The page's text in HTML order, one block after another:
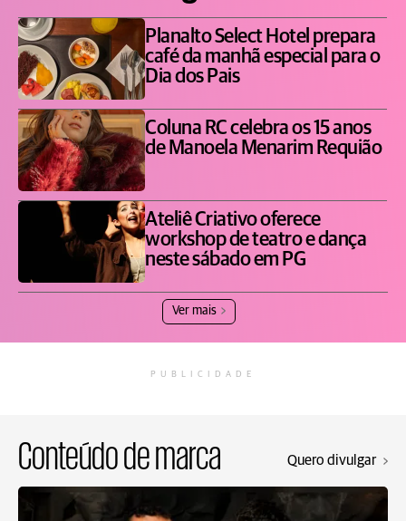
Planalto Select Hotel prepara
café da manhã especial para o
Dia dos Pais
Coluna RC celebra os 15 anos
de Manoela Menarim Requião
Ateliê Criativo oferece
workshop de teatro e dança
neste sábado em PG
Ver mais
PUBLICIDADE
Conteúdo de marca Quero divulgar